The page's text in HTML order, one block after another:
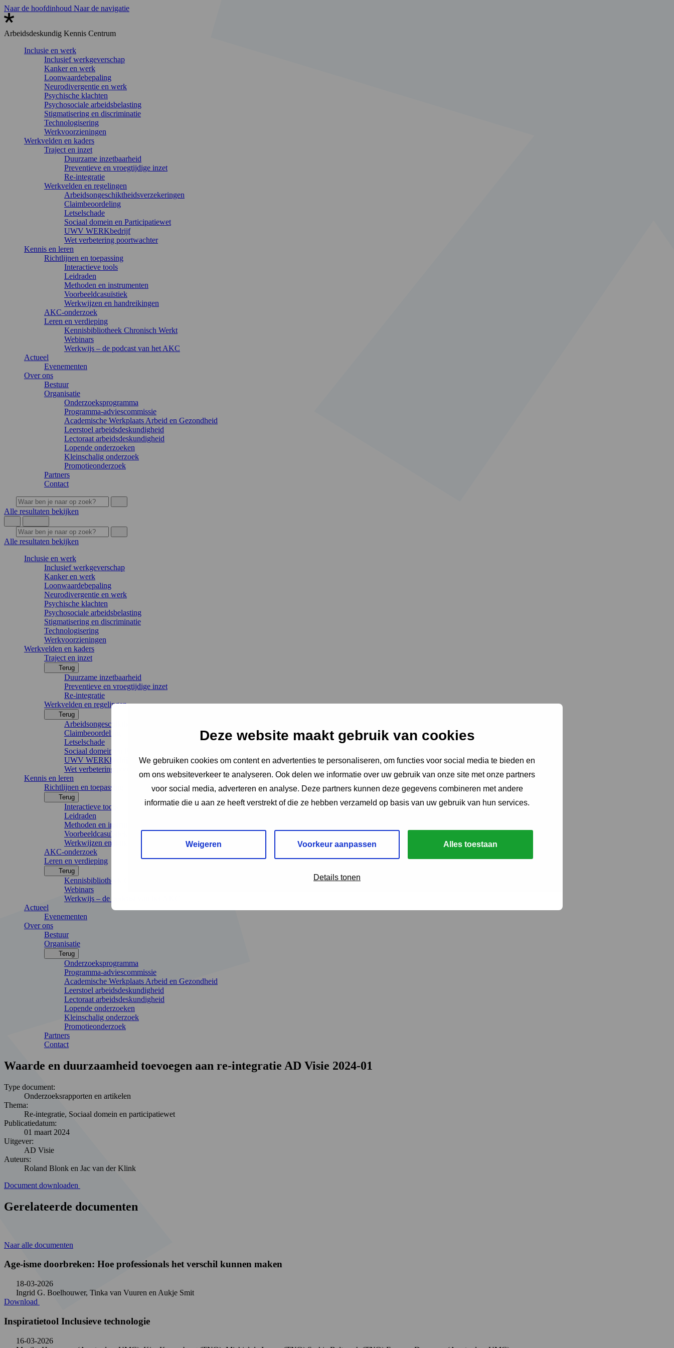
Deze website maakt gebruik van cookies
We gebruiken cookies om content en advertenties te personaliseren, om functies voor social media te bieden en
om ons websiteverkeer te analyseren. Ook delen we informatie over uw gebruik van onze site met onze partners
voor social media, adverteren en analyse. Deze partners kunnen deze gegevens combineren met andere
informatie die u aan ze heeft verstrekt of die ze hebben verzameld op basis van uw gebruik van hun services.
Weigeren Voorkeur aanpassen Alles toestaan
Details tonen
Naar de hoofdinhoud Naar de navigatie
Arbeidsdeskundig Kennis Centrum
Inclusie en werk
Inclusief werkgeverschap
Kanker en werk
Loonwaardebepaling
Neurodivergentie en werk
Psychische klachten
Psychosociale arbeidsbelasting
Stigmatisering en discriminatie
Technologisering
Werkvoorzieningen
Werkvelden en kaders
Traject en inzet
Duurzame inzetbaarheid
Preventieve en vroegtijdige inzet
Re-integratie
Werkvelden en regelingen
Arbeidsongeschiktheidsverzekeringen
Claimbeoordeling
Letselschade
Sociaal domein en Participatiewet
UWV WERKbedrijf
Wet verbetering poortwachter
Kennis en leren
Richtlijnen en toepassing
Interactieve tools
Leidraden
Methoden en instrumenten
Voorbeeldcasuïstiek
Werkwijzen en handreikingen
AKC-onderzoek
Leren en verdieping
Kennisbibliotheek Chronisch Werkt
Webinars
Werkwijs – de podcast van het AKC
Actueel
Evenementen
Over ons
Bestuur
Organisatie
Onderzoeksprogramma
Programma-adviescommissie
Academische Werkplaats Arbeid en Gezondheid
Leerstoel arbeidsdeskundigheid
Lectoraat arbeidsdeskundigheid
Lopende onderzoeken
Kleinschalig onderzoek
Promotieonderzoek
Partners
Contact
Alle resultaten bekijken
Alle resultaten bekijken
Inclusie en werk
Inclusief werkgeverschap
Kanker en werk
Loonwaardebepaling
Neurodivergentie en werk
Psychische klachten
Psychosociale arbeidsbelasting
Stigmatisering en discriminatie
Technologisering
Werkvoorzieningen
Werkvelden en kaders
Traject en inzet
Terug
Duurzame inzetbaarheid
Preventieve en vroegtijdige inzet
Re-integratie
Werkvelden en regelingen
Terug
Arbeidsongeschiktheidsverzekeringen
Claimbeoordeling
Letselschade
Sociaal domein en Participatiewet
UWV WERKbedrijf
Wet verbetering poortwachter
Kennis en leren
Richtlijnen en toepassing
Terug
Interactieve tools
Leidraden
Methoden en instrumenten
Voorbeeldcasuïstiek
Werkwijzen en handreikingen
AKC-onderzoek
Leren en verdieping
Terug
Kennisbibliotheek Chronisch Werkt
Webinars
Werkwijs – de podcast van het AKC
Actueel
Evenementen
Over ons
Bestuur
Organisatie
Terug
Onderzoeksprogramma
Programma-adviescommissie
Academische Werkplaats Arbeid en Gezondheid
Leerstoel arbeidsdeskundigheid
Lectoraat arbeidsdeskundigheid
Lopende onderzoeken
Kleinschalig onderzoek
Promotieonderzoek
Partners
Contact
Waarde en duurzaamheid toevoegen aan re-integratie AD Visie 2024-01
Type document:
Onderzoeksrapporten en artikelen
Thema:
Re-integratie, Sociaal domein en participatiewet
Publicatiedatum:
01 maart 2024
Uitgever:
AD Visie
Auteurs:
Roland Blonk en Jac van der Klink
Document downloaden
Gerelateerde documenten
Naar alle documenten
Age-isme doorbreken: Hoe professionals het verschil kunnen maken
18-03-2026
Ingrid G. Boelhouwer, Tinka van Vuuren en Aukje Smit
Download
Inspiratietool Inclusieve technologie
16-03-2026